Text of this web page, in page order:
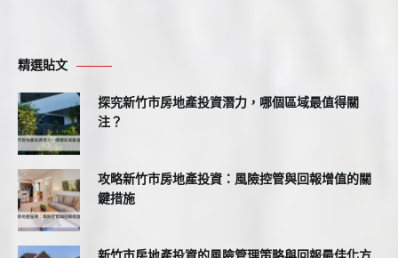
精選貼文
探究新竹市房地產投資潛力，哪個區域最值得關
注？
攻略新竹市房地產投資：風險控管與回報增值的關
鍵措施